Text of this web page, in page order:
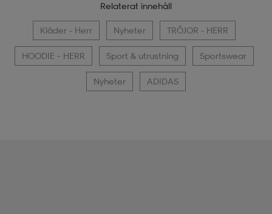
Relaterat innehåll
Kläder - Herr Nyheter TRÖJOR - HERR
HOODIE – HERR Sport & utrustning Sportswear
Nyheter ADIDAS